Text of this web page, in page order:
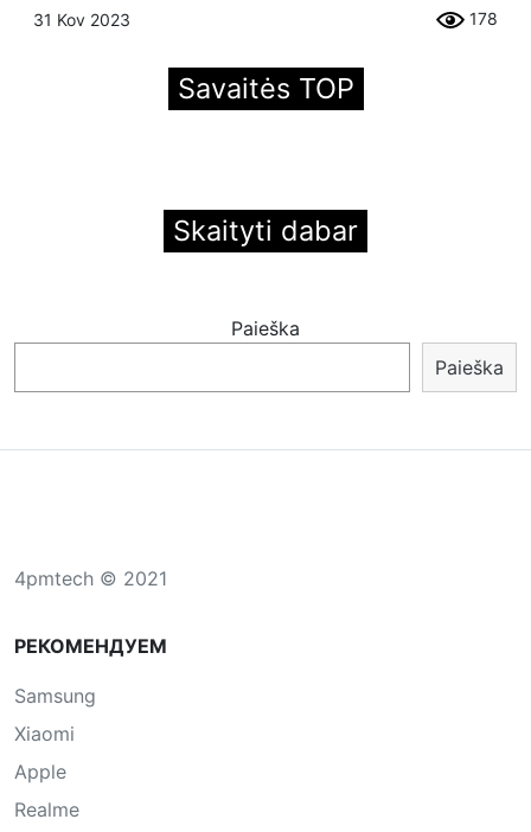
31 Kov 2023 178
Savaitės TOP
Skaityti dabar
Paieška
Paieška
4pmtech © 2021
РЕКОМЕНДУЕМ
Samsung
Xiaomi
Apple
Realme